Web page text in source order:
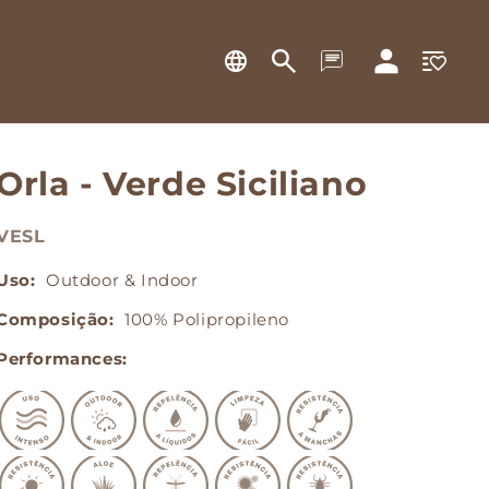
Fazer
login
de
- Verde Siciliano
Outdoor & Indoor
100% Polipropileno